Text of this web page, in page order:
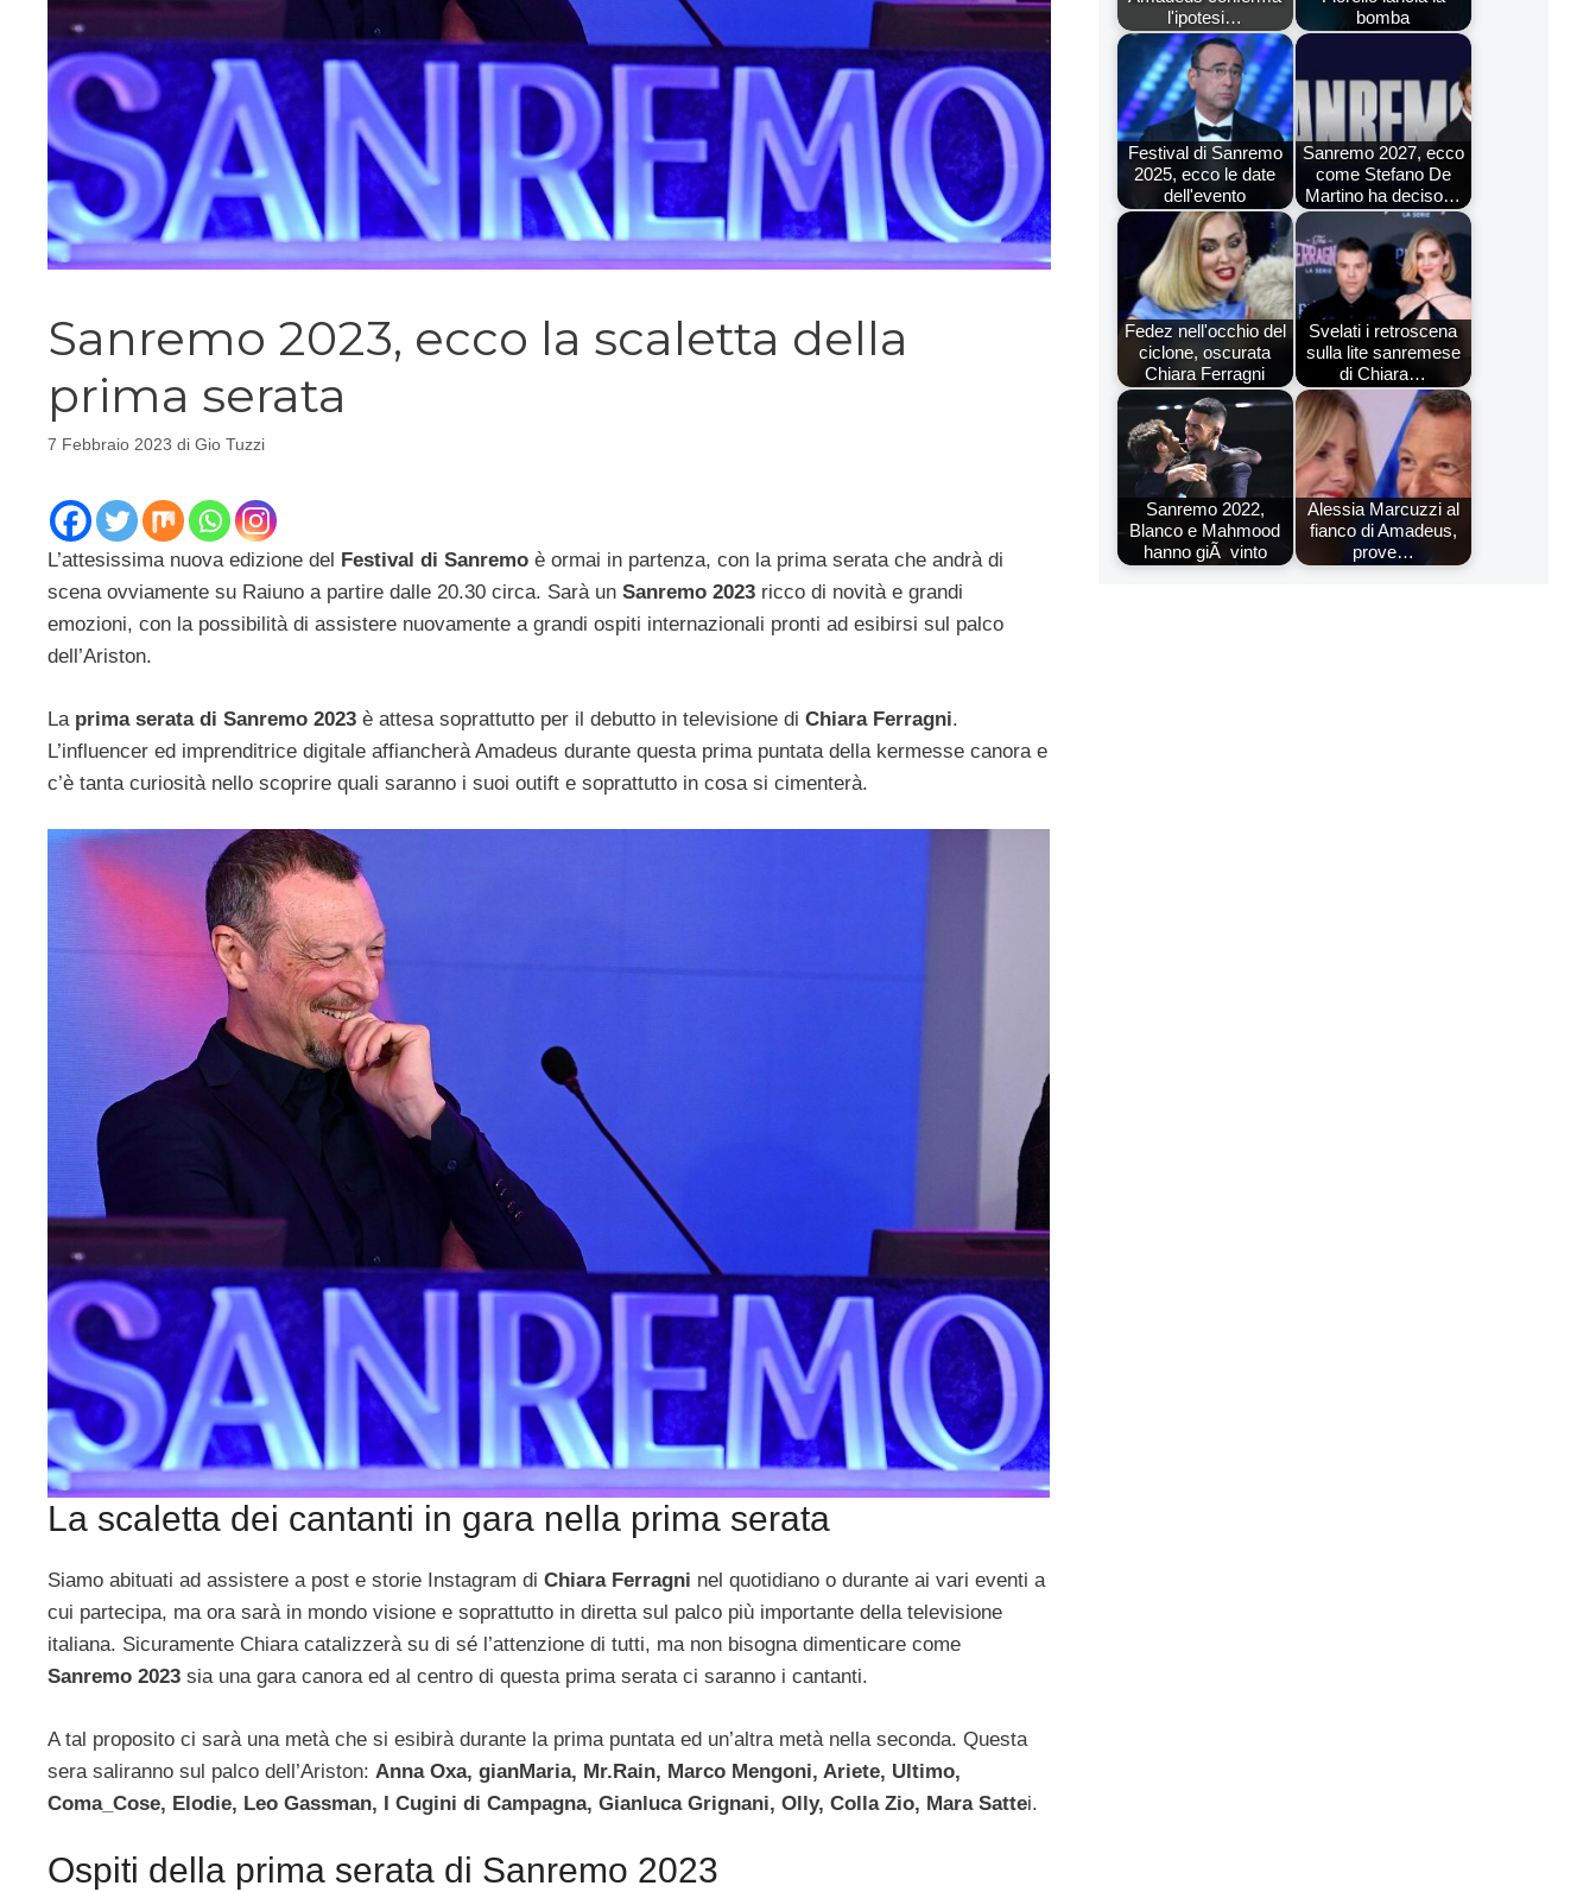
Sanremo 2023, ecco la scaletta della
prima serata
7 Febbraio 2023 di Gio Tuzzi
L’attesissima nuova edizione del Festival di Sanremo è ormai in partenza, con la prima serata che andrà di
scena ovviamente su Raiuno a partire dalle 20.30 circa. Sarà un Sanremo 2023 ricco di novità e grandi
emozioni, con la possibilità di assistere nuovamente a grandi ospiti internazionali pronti ad esibirsi sul palco
dell’Ariston.
La prima serata di Sanremo 2023 è attesa soprattutto per il debutto in televisione di Chiara Ferragni.
L’influencer ed imprenditrice digitale affiancherà Amadeus durante questa prima puntata della kermesse canora e
c’è tanta curiosità nello scoprire quali saranno i suoi outift e soprattutto in cosa si cimenterà.
La scaletta dei cantanti in gara nella prima serata
Siamo abituati ad assistere a post e storie Instagram di Chiara Ferragni nel quotidiano o durante ai vari eventi a
cui partecipa, ma ora sarà in mondo visione e soprattutto in diretta sul palco più importante della televisione
italiana. Sicuramente Chiara catalizzerà su di sé l’attenzione di tutti, ma non bisogna dimenticare come
Sanremo 2023 sia una gara canora ed al centro di questa prima serata ci saranno i cantanti.
A tal proposito ci sarà una metà che si esibirà durante la prima puntata ed un’altra metà nella seconda. Questa
sera saliranno sul palco dell’Ariston: Anna Oxa, gianMaria, Mr.Rain, Marco Mengoni, Ariete, Ultimo,
Coma_Cose, Elodie, Leo Gassman, I Cugini di Campagna, Gianluca Grignani, Olly, Colla Zio, Mara Sattei.
Ospiti della prima serata di Sanremo 2023
l'ipotesi…
bomba
Festival di Sanremo
2025, ecco le date
dell'evento
Sanremo 2027, ecco
come Stefano De
Martino ha deciso…
Fedez nell'occhio del
ciclone, oscurata
Chiara Ferragni
Svelati i retroscena
sulla lite sanremese
di Chiara…
Sanremo 2022,
Blanco e Mahmood
hanno giÃ vinto
Alessia Marcuzzi al
fianco di Amadeus,
prove…